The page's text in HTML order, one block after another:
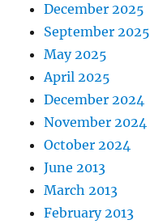
December 2025
September 2025
May 2025
April 2025
December 2024
November 2024
October 2024
June 2013
March 2013
February 2013